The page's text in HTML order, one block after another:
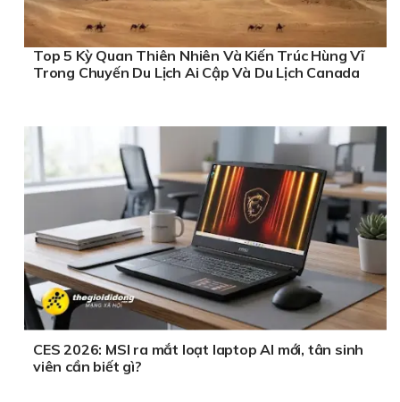
Top 5 Kỳ Quan Thiên Nhiên Và Kiến Trúc Hùng Vĩ
Trong Chuyến Du Lịch Ai Cập Và Du Lịch Canada
CES 2026: MSI ra mắt loạt laptop AI mới, tân sinh
viên cần biết gì?